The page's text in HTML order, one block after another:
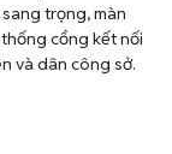
trọng, màn
cổng kết nối
và dân công sở.